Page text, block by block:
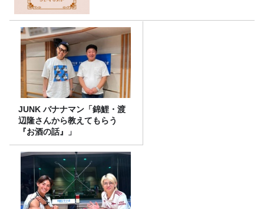
JUNK バナナマン「錦鯉・渡
辺隆さんから教えてもらう
『お酒の話』」